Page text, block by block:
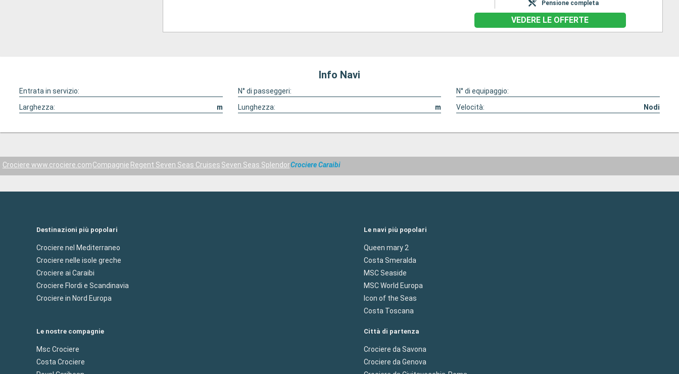
Pensione completa
VEDERE LE OFFERTE
Info Navi
Entrata in servizio: N° di passeggeri:
N° di equipaggio:
Larghezza:
m Lunghezza: m Velocità: Nodi
Crociere www.crociere.comCompagnie Regent Seven Seas Cruises Seven Seas SplendorCrociere Caraibi
Destinazioni più popolari
Crociere nel Mediterraneo
Crociere nelle isole greche
Crociere ai Caraibi
Crociere Flordi e Scandinavia
Crociere in Nord Europa
Le navi più popolari
Queen mary 2
Costa Smeralda
MSC Seaside
MSC World Europa
Icon of the Seas
Costa Toscana
Le nostre compagnie
Msc Crociere
Costa Crociere
Città di partenza
Crociere da Savona
Crociere da Genova